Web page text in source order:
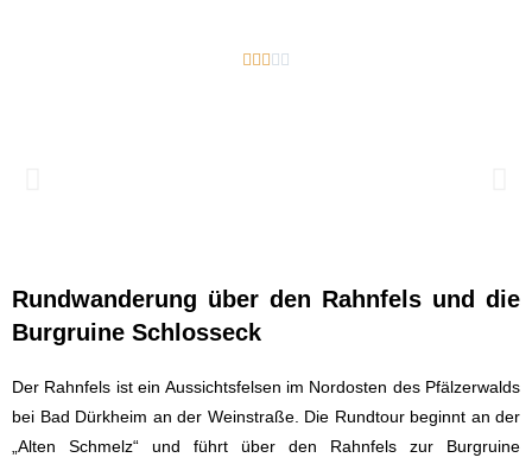
    
Rundwanderung über den Rahnfels und die
Burgruine Schlosseck
Der Rahnfels ist ein Aussichtsfelsen im Nordosten des Pfälzerwalds
bei Bad Dürkheim an der Weinstraße. Die Rundtour beginnt an der
„Alten Schmelz“ und führt über den Rahnfels zur Burgruine